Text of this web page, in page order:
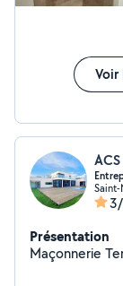
Présentation